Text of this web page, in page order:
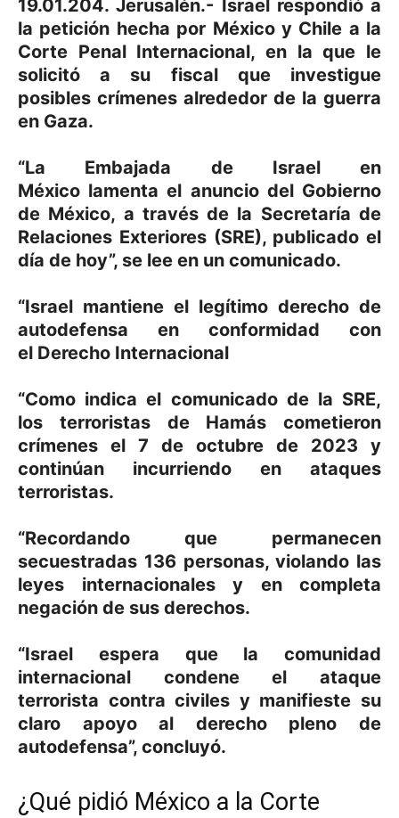
19.01.204. Jerusalén.- Israel respondió a
la petición hecha por México y Chile a la
Corte Penal Internacional, en la que le
solicitó a su fiscal que investigue
posibles crímenes alrededor de la guerra
en Gaza.
“La Embajada de Israel en
México lamenta el anuncio del Gobierno
de México, a través de la Secretaría de
Relaciones Exteriores(SRE), publicado el
día de hoy”, se lee en un comunicado.
“Israel mantiene el legítimo derecho de
autodefensa en conformidad con
el Derecho Internacional
“Como indica el comunicado de la SRE,
los terroristas de Hamás cometieron
crímenes el 7 de octubre de 2023 y
continúan incurriendo en ataques
terroristas.
“Recordando que permanecen
secuestradas 136 personas, violando las
leyes internacionales y en completa
negación de sus derechos.
“Israel espera que la comunidad
internacional condene el ataque
terrorista contra civiles y manifieste su
claro apoyo al derecho pleno de
autodefensa”, concluyó.
¿Qué pidió México a la Corte